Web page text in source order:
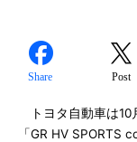
Share Post
トヨタ自動車は10
「GR HV SPORTS